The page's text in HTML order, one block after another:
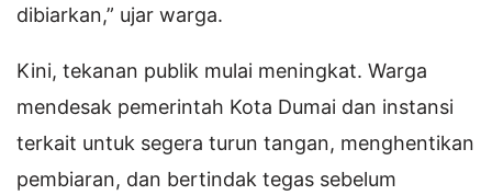
dibiarkan,” ujar warga.
Kini, tekanan publik mulai meningkat. Warga
mendesak pemerintah Kota Dumai dan instansi
terkait untuk segera turun tangan, menghentikan
pembiaran, dan bertindak tegas sebelum